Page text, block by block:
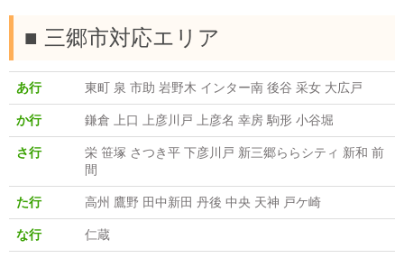
■ 三郷市対応エリア
あ行 東町 泉 市助 岩野木 インター南 後谷 采女 大広戸
か行 鎌倉 上口 上彦川戸 上彦名 幸房 駒形 小谷堀
さ行
栄 笹塚 さつき平 下彦川戸 新三郷ららシティ 新和 前
間
た行 高州 鷹野 田中新田 丹後 中央 天神 戸ケ崎
な行 仁蔵